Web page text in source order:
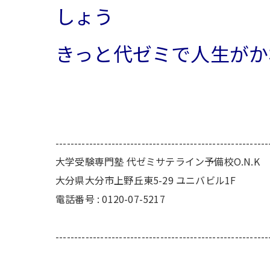
しょう
きっと代ゼミで人生が
大学受験専門塾 代ゼミサテライン予備校O.N.K
大分県大分市上野丘東5-29 ユニバビル1F
電話番号 : 0120-07-5217